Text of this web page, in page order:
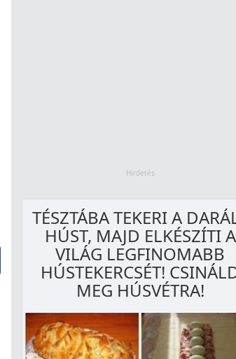
TÉSZTÁBA TEKERI A
HÚST, MAJD ELKÉSZÍTI A
VILÁG LEGFINOMABB
HÚSTEKERCSÉT!
MEG HÚSVÉTRA!